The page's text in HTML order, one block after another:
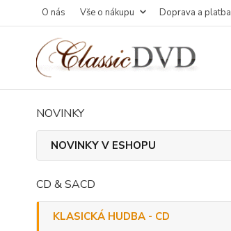
O nás Vše o nákupu Doprava a platba
NOVINKY
NOVINKY V ESHOPU
CD & SACD
KLASICKÁ HUDBA - CD